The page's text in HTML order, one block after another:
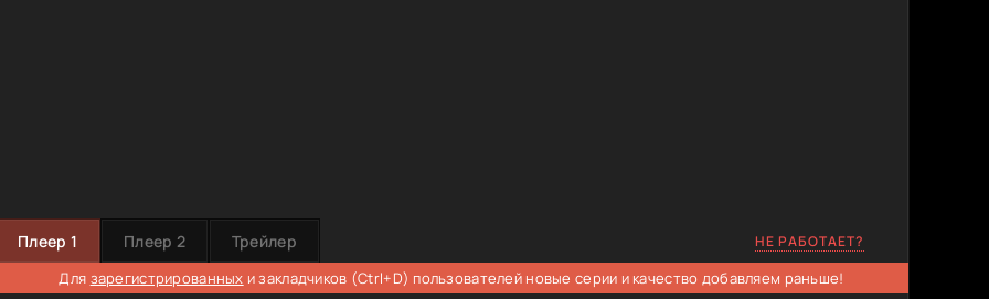
Плеер 1 Плеер 2 Трейлер НЕ РАБОТАЕТ?
Для зарегистрированных и закладчиков (Ctrl+D) пользователей новые серии и качество добавляем раньше!